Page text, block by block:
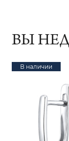
ВЫ
В наличии